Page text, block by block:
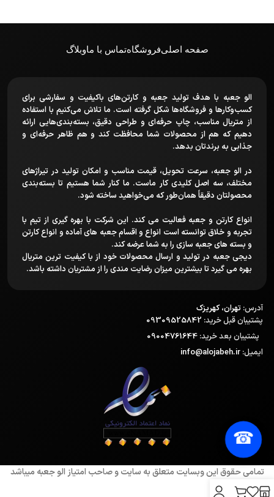
صفحه اصلیفروشگاهتماس با ماوبلاگ
الو جعبه با هدف تولید جعبه و کارتن‌های باکیفیت و سفارشی برای
کسب‌وکارها و فروشگاه‌ها شکل گرفته است. ما تلاش می‌کنیم با استفاده
از متریال مناسب، چاپ حرفه‌ای و طراحی دقیق، بسته‌بندی‌هایی ارائه
دهیم که هم از محصولات شما محافظت کند و هم ظاهر حرفه‌ای و
جذابی به برندتان بدهد.
در الو جعبه، سرعت تحویل، قیمت مناسب و امکان تولید در تیراژهای
مختلف، سه اصل کلیدی کار ماست. ما کنار شما هستیم تا بسته‌بندی
محصولتان دقیقاً همان‌طور که می‌خواهید ساخته شود.
انواع کارتن و جعبه فعالیت می کند. این شرکت با بهره گیری از تیم با
تجربه و خلاق توانسته است انواع و اقسام جعبه های آماده و انواع کارتن
و بسته های جعبه سازی را به شما عرضه کند.
دیجی جعبه در تولید و ارسال محصولات خود از با کیفیت ترین متریال
بهره می گیرد تا بیشترین میزان رضایت مندی را از مشتریان داشته باشد.
آدرس: تهران، کهریزک
پشتیبان قبل خرید: 09309525842
پشتیبان بعد خرید:
ایمیل: info@alojabeh.ir
☎
تمامی حقوق این وبسایت متعلق به سایت و صاحب امتیاز الو جعبه میباشد